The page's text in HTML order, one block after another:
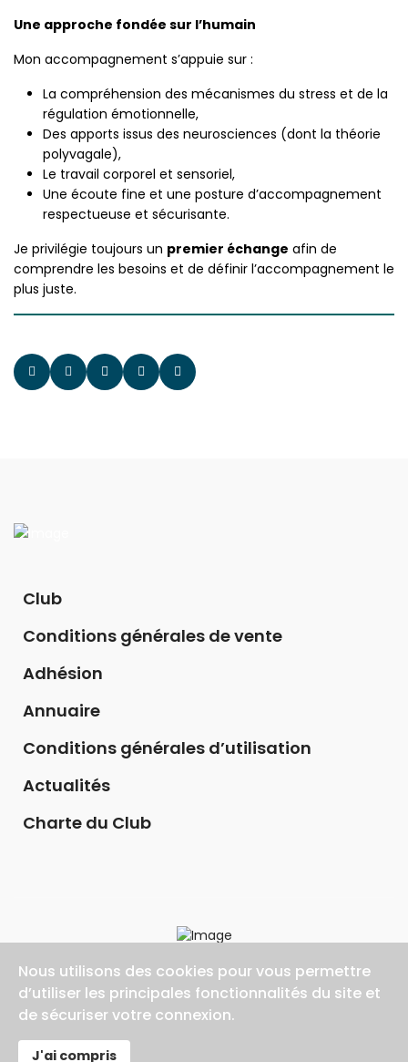
Une approche fondée sur l’humain
Mon accompagnement s’appuie sur :
La compréhension des mécanismes du stress et de la
régulation émotionnelle,
Des apports issus des neurosciences (dont la théorie
polyvagale),
Le travail corporel et sensoriel,
Une écoute fine et une posture d’accompagnement
respectueuse et sécurisante.
Je privilégie toujours un premier échange afin de
comprendre les besoins et de définir l’accompagnement le
plus juste.
Club
Conditions générales de vente
Adhésion
Annuaire
Conditions générales d’utilisation
Actualités
Charte du Club
©2026 AGIR ET INNOVER 94, Tout droit réservé
Nous utilisons des cookies pour vous permettre
d’utiliser les principales fonctionnalités du site et
de sécuriser votre connexion.
J'ai compris